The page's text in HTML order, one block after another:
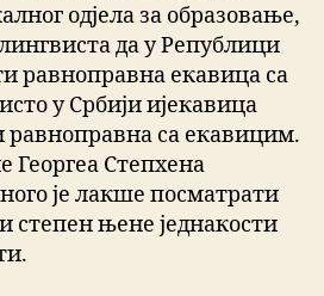
одјела за образовање,
да у Републици
равноправна екавица са
у Србији ијекавица
равноправна са екавицим.
Георгеа Степхена
је лакше посматрати
степен њене једнакости